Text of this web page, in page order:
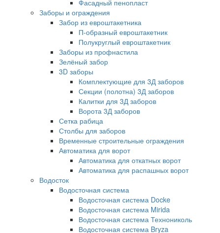
Фасадный пенопласт
Заборы и ограждения
Забор из евроштакетника
П-образный евроштакетник
Полукруглый евроштакетник
Заборы из профнастила
Зелёный забор
3D заборы
Комплектующие для 3Д заборов
Секции (полотна) 3Д заборов
Калитки для 3Д заборов
Ворота 3Д заборов
Сетка рабица
Столбы для заборов
Временные строительные ограждения
Автоматика для ворот
Автоматика для откатных ворот
Автоматика для распашных ворот
Водосток
Водосточная система
Водосточная система Docke
Водосточная система Mirida
Водосточная система Технониколь
Водосточная система Bryza